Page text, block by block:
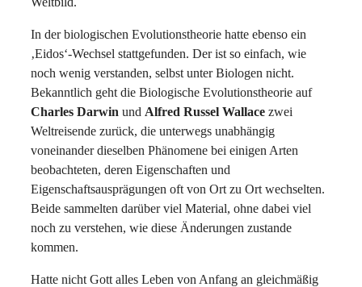
In der biologischen Evolutionstheorie hatte ebenso ein
‚Eidos‘-Wechsel stattgefunden. Der ist so einfach, wie
noch wenig verstanden, selbst unter Biologen nicht.
Bekanntlich geht die Biologische Evolutionstheorie auf
Charles Darwin und Alfred Russel Wallace zwei
Weltreisende zurück, die unterwegs unabhängig
voneinander dieselben Phänomene bei einigen Arten
beobachteten, deren Eigenschaften und
Eigenschaftsausprägungen oft von Ort zu Ort wechselten.
Beide sammelten darüber viel Material, ohne dabei viel
noch zu verstehen, wie diese Änderungen zustande
kommen.
Hatte nicht Gott alles Leben von Anfang an gleichmäßig